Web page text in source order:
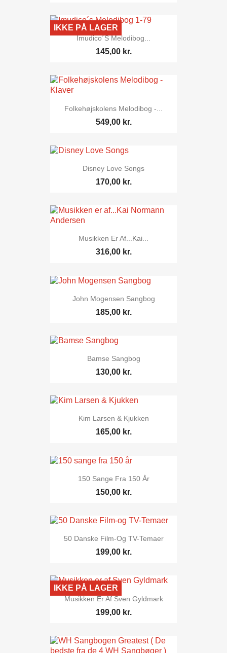
Imudico´s Melodibog...
145,00 kr.
IKKE PÅ LAGER
Folkehøjskolens Melodibog -...
549,00 kr.
Disney Love Songs
170,00 kr.
Musikken Er Af...Kai...
316,00 kr.
John Mogensen Sangbog
185,00 kr.
Bamse Sangbog
130,00 kr.
Kim Larsen & Kjukken
165,00 kr.
150 Sange Fra 150 År
150,00 kr.
50 Danske Film-Og TV-Temaer
199,00 kr.
Musikken Er Af Sven Gyldmark
199,00 kr.
IKKE PÅ LAGER